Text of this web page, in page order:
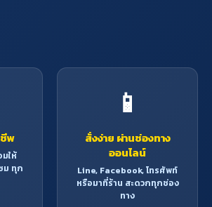
พ
ให้
ม ทุก
📱
สั่งง่าย ผ่านช่องทาง
ออนไลน์
Line, Facebook, โทรศัพท์
หรือมาที่ร้าน สะดวกทุกช่อง
ทาง